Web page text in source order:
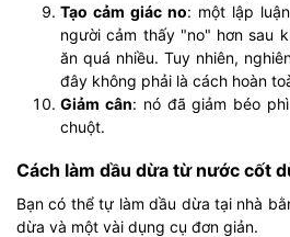
Tạo cảm giác no: một lập
người cảm thấy "no" hơn sau
ăn quá nhiều. Tuy nhiên,
đây không phải là cách hoàn
Giảm cân: nó đã giảm béo
chuột.
Cách làm dầu dừa từ nước cốt
Bạn có thể tự làm dầu dừa tại nhà
dừa và một vài dụng cụ đơn giản.